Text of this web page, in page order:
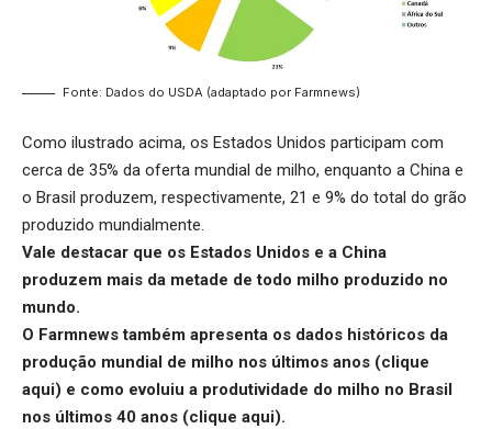
Fonte: Dados do USDA (adaptado por Farmnews)
Como ilustrado acima, os Estados Unidos participam com
cerca de 35% da oferta mundial de milho, enquanto a China e
o Brasil produzem, respectivamente, 21 e 9% do total do grão
produzido mundialmente.
Vale destacar que os Estados Unidos e a China
produzem mais da metade de todo milho produzido no
mundo.
O Farmnews também apresenta os dados históricos da
produção mundial de milho nos últimos anos (clique
aqui) e como evoluiu a produtividade do milho no Brasil
nos últimos 40 anos (clique aqui).